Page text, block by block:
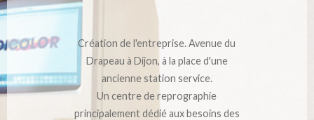
Création de l'entreprise. Avenue du
Drapeau à Dijon, à la place d'une
ancienne station service.
Un centre de reprographie
principalement dédié aux besoins des